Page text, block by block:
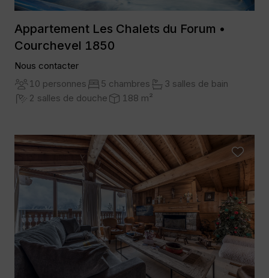
Appartement Les Chalets du Forum •
Courchevel 1850
Nous contacter
10 personnes
5 chambres
3 salles de bain
2 salles de douche
188 m²